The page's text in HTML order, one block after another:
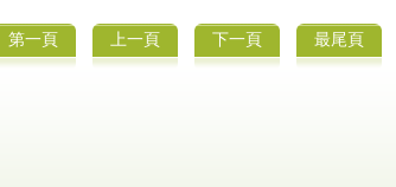
第一頁 上一頁 下一頁 最尾頁